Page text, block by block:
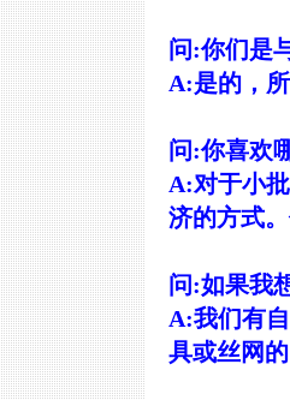
问:你们是
A:是的，
问:你喜欢
A:对于小
济的方式
问:如果我
A:我们有
具或丝网